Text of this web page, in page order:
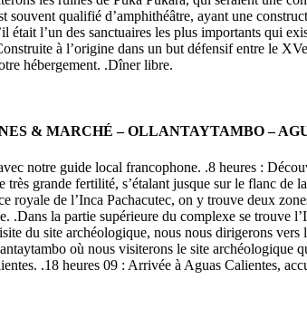
souvent qualifié d’amphithéâtre, ayant une
était l’un des sanctuaires les plus importants qui
à l’origine dans un but défensif entre le
hébergement. .Dîner libre.
& MARCHÉ – OLLANTAYTAMBO –
notre guide local francophone. .8 heures :
très grande fertilité, s’étalant jusque sur le flanc
royale de l’Inca Pachacutec, on y trouve deux
.Dans la partie supérieure du complexe se trouve
du site archéologique, nous nous dirigerons
où nous visiterons le site archéologique
.18 heures 09 : Arrivée à Aguas Calientes,